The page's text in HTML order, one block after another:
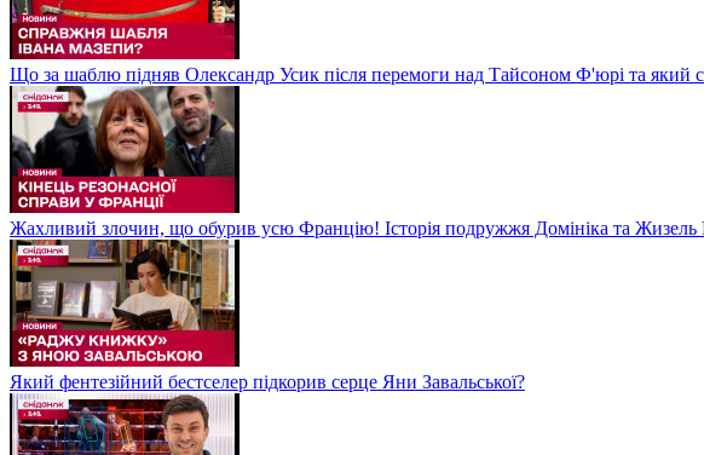
Що за шаблю підняв Олександр Усик після перемоги над Тайсоном Ф'юрі та який
Жахливий злочин, що обурив усю Францію! Історія подружжя Домініка та Жизель
Який фентезійний бестселер підкорив серце Яни Завальської?